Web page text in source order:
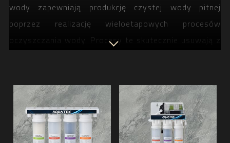
wody zapewniają produkcję czystej wody pitnej
poprzez realizację wieloetapowych procesów
oczyszczania wody. Procesy te skutecznie usuwają z
imponująco mały minimalny rozmiar porów
filtracyjnych, sięgający 0,0001 mikrona. Ta dbałość o
szczegóły pozwala nam zapewnić wyjątkowe
wrażenia z wody pitnej dostosowane do Twoich